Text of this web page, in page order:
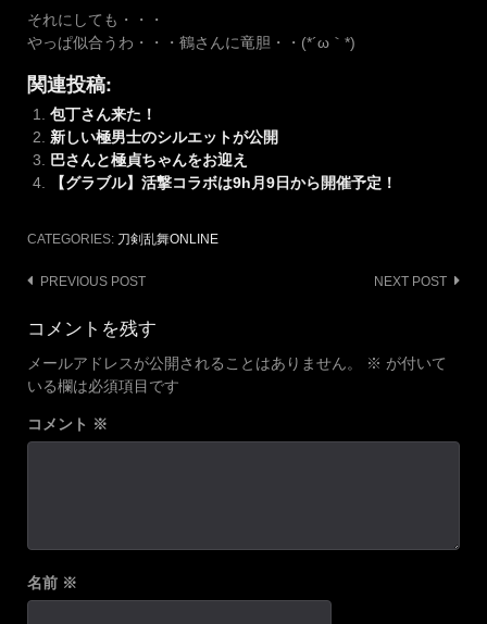
それにしても・・・
やっぱ似合うわ・・・鶴さんに竜胆・・(*´ω｀*)
関連投稿:
包丁さん来た！
新しい極男士のシルエットが公開
巴さんと極貞ちゃんをお迎え
【グラブル】活撃コラボは9h月9日から開催予定！
CATEGORIES: 刀剣乱舞ONLINE
Post
navigation
PREVIOUS POST NEXT POST
コメントを残す
メールアドレスが公開されることはありません。 ※ が付いて
いる欄は必須項目です
コメント ※
名前 ※